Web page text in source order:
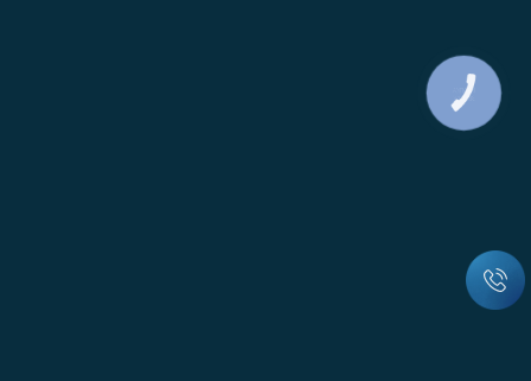
КНОПКА
ЗВ'ЯЗКУ